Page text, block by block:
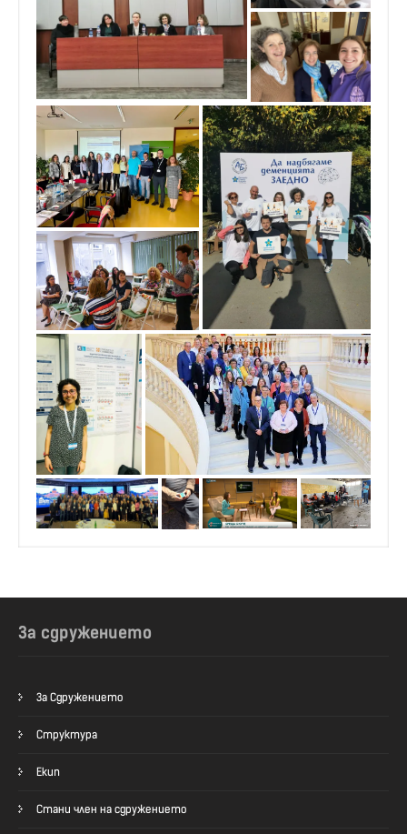
За сдружението
За Сдружението
Структура
Екип
Стани член на сдружението